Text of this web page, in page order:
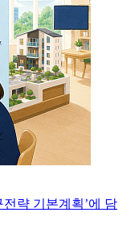
략 기본계획’에 담